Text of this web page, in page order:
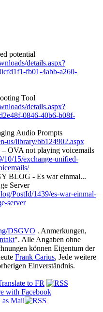
potential
details.aspx?
fb01-4abb-a260-
Tool
details.aspx?
0846-40b6-b08f-
Audio Prompts
us/library/bb124902.aspx
OVA not playing voicemails
10/15/exchange-unified-
BLOG - Es war einmal...
Server
PostId/1439/es-war-einmal-
server
DSGVO . Anmerkungen,
". Alle Angaben ohne
können Eigentum der
Frank Carius, Jede weitere
Einverständnis.